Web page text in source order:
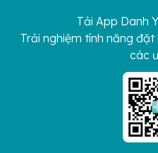
Tải App Danh
Trải nghiệm tính năng
các